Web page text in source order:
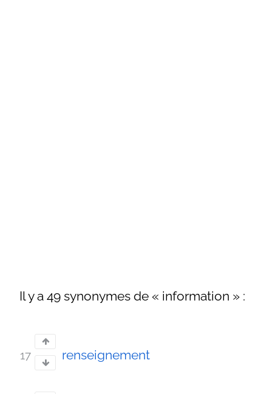
Il y a 49 synonymes de « information » :
17 renseignement